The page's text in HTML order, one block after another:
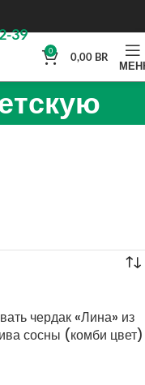
39
0 0,00 BR
чердак «Лина» из
сосны (комби цвет)